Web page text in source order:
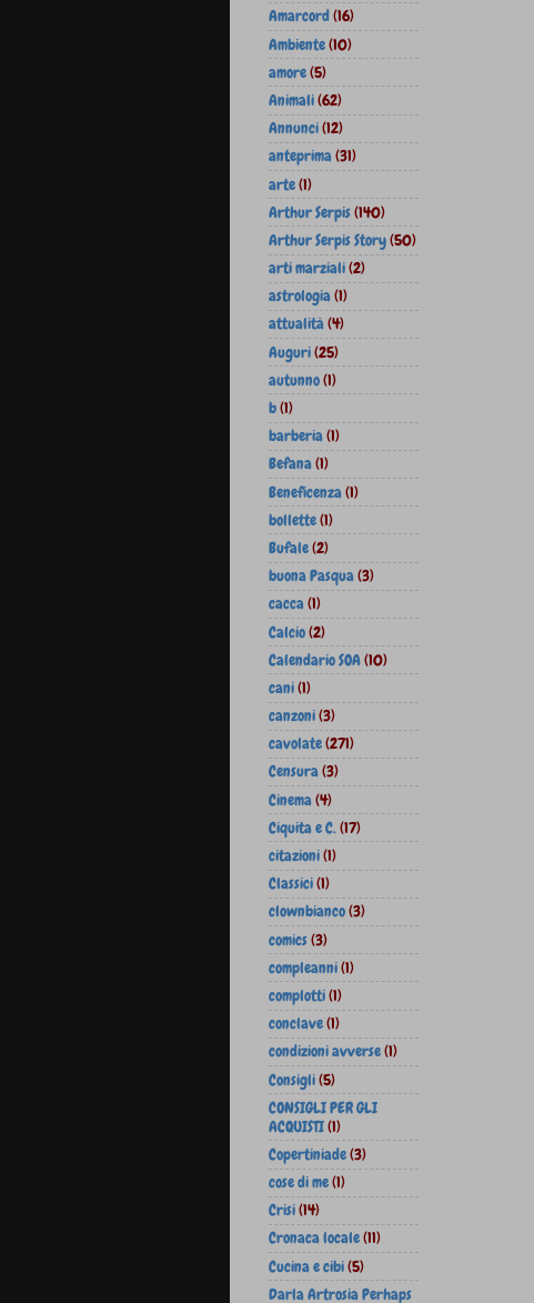
Amarcord(16)
Ambiente(10)
amore(5)
Animali(62)
Annunci(12)
anteprima(31)
arte(1)
Arthur Serpis(140)
Arthur Serpis Story(50)
arti marziali(2)
astrologia(1)
attualità(4)
Auguri(25)
autunno(1)
b(1)
barberia(1)
Befana(1)
Beneficenza(1)
bollette(1)
Bufale(2)
buona Pasqua(3)
cacca(1)
Calcio(2)
Calendario SOA(10)
cani(1)
canzoni(3)
cavolate(271)
Censura(3)
Cinema(4)
Ciquita e C.(17)
citazioni(1)
Classici(1)
clownbianco(3)
comics(3)
compleanni(1)
complotti(1)
conclave(1)
condizioni avverse(1)
Consigli(5)
CONSIGLI PER GLI
ACQUISTI(1)
Copertiniade(3)
cose di me(1)
Crisi(14)
Cronaca locale(11)
Cucina e cibi(5)
Darla Artrosia Perhaps